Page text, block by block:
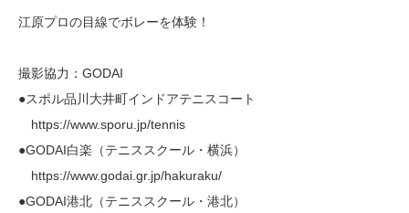
江原プロの目線でボレーを体験！
撮影協力：GODAI
●スポル品川大井町インドアテニスコート
https://www.sporu.jp/tennis
●GODAI白楽（テニススクール・横浜）
https://www.godai.gr.jp/hakuraku/
●GODAI港北（テニススクール・港北）